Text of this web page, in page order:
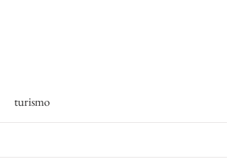
More
turismo